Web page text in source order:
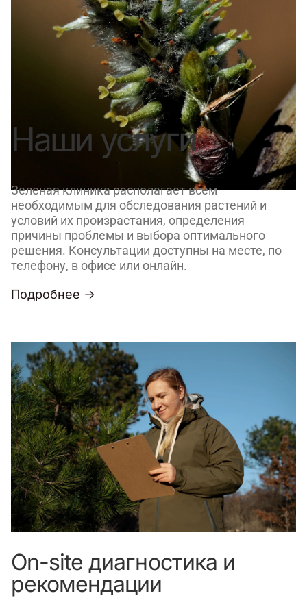
Наши услуги
Зеленая клиника располагает всем
необходимым для обследования растений и
условий их произрастания, определения
причины проблемы и выбора оптимального
решения. Консультации доступны на месте, по
телефону, в офисе или онлайн.
Подробнее →
On-site диагностика и
рекомендации